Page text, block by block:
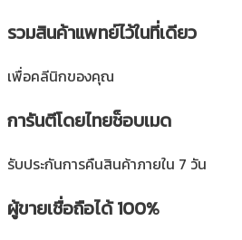
รวมสินค้าแพทย์ไว้ในที่เดียว
เพื่อคลีนิกของคุณ
การันตีโดยไทยช็อบเมด
รับประกันการคืนสินค้าภายใน 7 วัน
ผู้ขายเชื่อถือได้ 100%